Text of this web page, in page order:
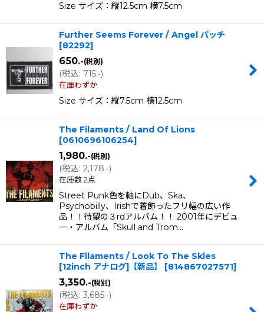
Size サイズ：縦12.5cm 横7.5cm
Further Seems Forever / Angel パッチ
[82292]
650.-(税別)
(税込: 715.-)
在庫わずか
Size サイズ：縦7.5cm 横12.5cm
The Filaments / Land Of Lions
[0610696106254]
1,980.-(税別)
(税込: 2,178.-)
在庫数 2点
Street Punk色を軸にDub、Ska、
Psychobilly、Irishで着飾ったフリ幅の広い作
品！！待望の３rdアルバム！！ 2001年にデビュ
ー・アルバム「Skull and Trom…
The Filaments / Look To The Skies
[12inch アナログ]【新品】
[814867027571]
3,350.-(税別)
(税込: 3,685.-)
在庫わずか